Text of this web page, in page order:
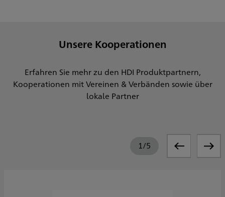
Unsere Kooperationen
Erfahren Sie mehr zu den HDI Produktpartnern,
Kooperationen mit Vereinen & Verbänden sowie über
lokale Partner
1/5